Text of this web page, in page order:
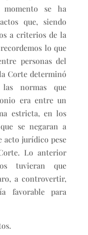
se ha
que, siendo
a criterios de la
lo que
personas del
Corte determinó
normas que
era entre un
estricta, en los
se negaran a
acto jurídico pese
Lo anterior
tuvieran que
a controvertir,
favorable para